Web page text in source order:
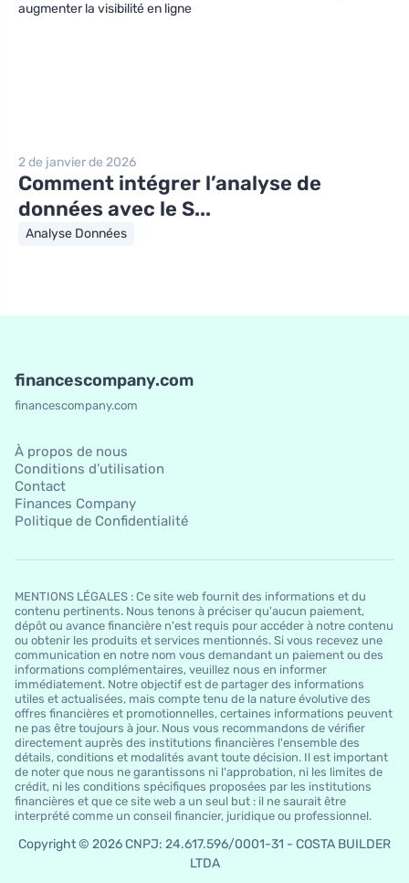
2 de janvier de 2026
Comment intégrer l’analyse de
données avec le S...
Analyse Données
financescompany.com
financescompany.com
À propos de nous
Conditions d’utilisation
Contact
Finances Company
Politique de Confidentialité
MENTIONS LÉGALES : Ce site web fournit des informations et du
contenu pertinents. Nous tenons à préciser qu'aucun paiement,
dépôt ou avance financière n'est requis pour accéder à notre contenu
ou obtenir les produits et services mentionnés. Si vous recevez une
communication en notre nom vous demandant un paiement ou des
informations complémentaires, veuillez nous en informer
immédiatement. Notre objectif est de partager des informations
utiles et actualisées, mais compte tenu de la nature évolutive des
offres financières et promotionnelles, certaines informations peuvent
ne pas être toujours à jour. Nous vous recommandons de vérifier
directement auprès des institutions financières l'ensemble des
détails, conditions et modalités avant toute décision. Il est important
de noter que nous ne garantissons ni l'approbation, ni les limites de
crédit, ni les conditions spécifiques proposées par les institutions
financières et que ce site web a un seul but : il ne saurait être
interprété comme un conseil financier, juridique ou professionnel.
Copyright © 2026 CNPJ: 24.617.596/0001-31 - COSTA BUILDER
LTDA